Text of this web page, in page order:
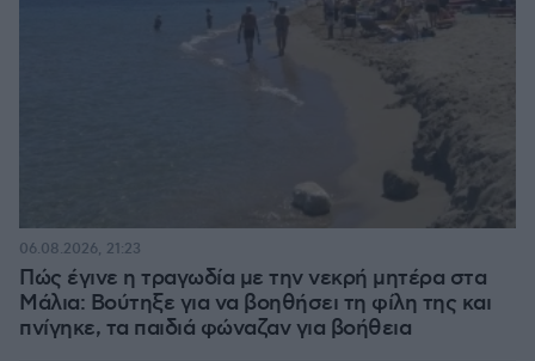
Πώς έγινε η τραγωδία με την νεκρή μητέρα στα
Μάλια: Βούτηξε για να βοηθήσει τη φίλη της και
πνίγηκε, τα παιδιά φώναζαν για βοήθεια
06.08.2026, 21:23